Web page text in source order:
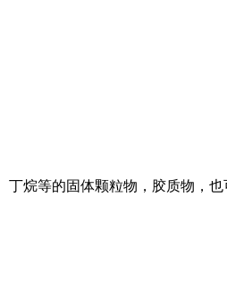
烷等的固体颗粒物，胶质物，